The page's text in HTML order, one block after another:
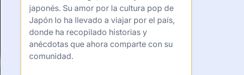
japonés. Su amor por la cultura pop de
Japón lo ha llevado a viajar por el país,
donde ha recopilado historias y
anécdotas que ahora comparte con su
comunidad.